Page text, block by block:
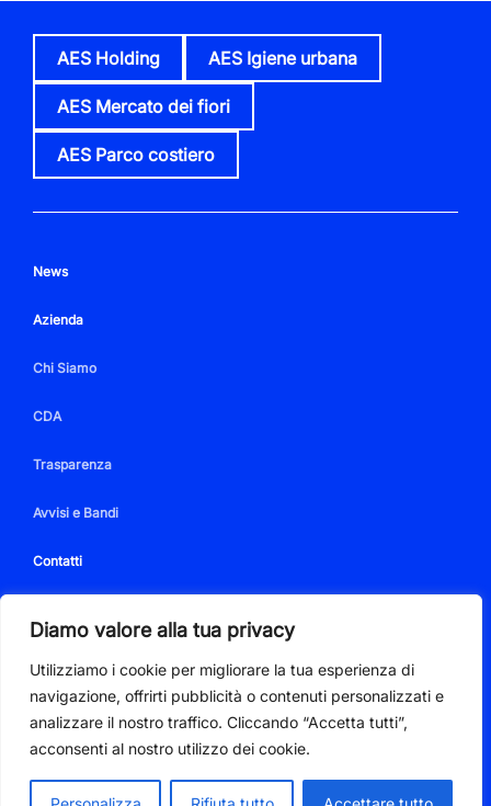
Diamo valore alla tua privacy
Utilizziamo i cookie per migliorare la tua esperienza di
navigazione, offrirti pubblicità o contenuti personalizzati e
analizzare il nostro traffico. Cliccando “Accetta tutti”,
acconsenti al nostro utilizzo dei cookie.
AES Holding AES Igiene urbana
AES Mercato dei fiori
AES Parco costiero
News
Azienda
Chi Siamo
CDA
Trasparenza
Avvisi e Bandi
Contatti
PIVA 01350350086
Via Quinto Mansuino snc 18038 Sanremo (IM)
Tel. +39.0184.51711
Privacy Policy
Cookie Policy